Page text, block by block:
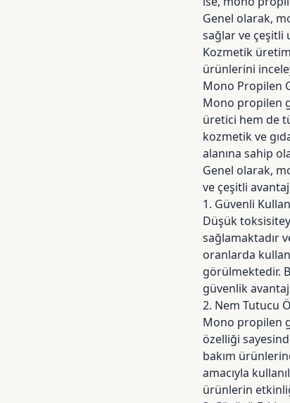
Genel olarak,
sağlar ve çeşitli
Kozmetik
ürünlerini
Mono Propilen
Mono propilen
üretici hem de
kozmetik ve
alanına sahip
Genel olarak,
ve çeşitli
1. Güvenli
Düşük
sağlamaktadır
oranlarda
görülmektedir.
güvenlik
2. Nem Tutucu
Mono propilen
özelliği
bakım
amacıyla
ürünlerin